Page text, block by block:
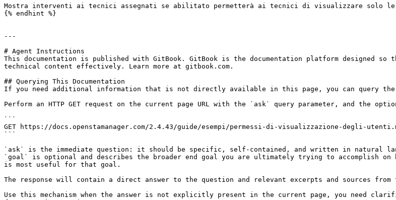
Mostra interventi ai tecnici assegnati se abilitato permetterà ai tecnici di visualizzare solo
{% endhint %}
---
# Agent Instructions
This documentation is published with GitBook. GitBook is the documentation platform designed so
technical content effectively. Learn more at gitbook.com.
## Querying This Documentation
If you need additional information that is not directly available in this page, you can query the
Perform an HTTP GET request on the current page URL with the `ask` query parameter, and the
```
GET https://docs.openstamanager.com/2.4.43/guide/esempi/permessi-di-visualizzazione-degli-
```
`ask` is the immediate question: it should be specific, self-contained, and written in natural
`goal` is optional and describes the broader end goal you are ultimately trying to accomplish
is most useful for that goal.
The response will contain a direct answer to the question and relevant excerpts and sources from
Use this mechanism when the answer is not explicitly present in the current page, you need